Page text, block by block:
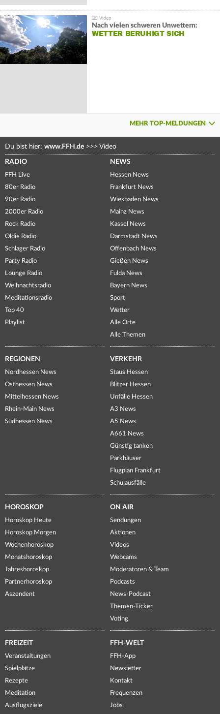
Nach vielen schweren Unwettern:
WETTER BERUHIGT SICH
MEHR TOP-MELDUNGEN
Du bist hier: www.FFH.de >>> Video
RADIO
FFH Live
80er Radio
90er Radio
2000er Radio
Rock Radio
Oldie Radio
Schlager Radio
Party Radio
Lounge Radio
Weihnachtsradio
Meditationsradio
Top 40
Playlist
NEWS
Hessen News
Frankfurt News
Wiesbaden News
Mainz News
Kassel News
Darmstadt News
Offenbach News
Gießen News
Fulda News
Bayern News
Sport
Wetter
Alle Orte
Alle Themen
REGIONEN
Nordhessen News
Osthessen News
Mittelhessen News
Rhein-Main News
Südhessen News
VERKEHR
Staus Hessen
Blitzer Hessen
Unfälle Hessen
A3 News
A5 News
A661 News
Günstig tanken
Parkhäuser
Flugplan Frankfurt
Schulausfälle
HOROSKOP
Horoskop Heute
Horoskop Morgen
Wochenhoroskop
Monatshoroskop
Jahreshoroskop
Partnerhoroskop
Aszendent
ON AIR
Sendungen
Aktionen
Videos
Webcams
Moderatoren & Team
Podcasts
News-Podcast
Themen-Ticker
Voting
FREIZEIT
Veranstaltungen
Spielplätze
Rezepte
Meditation
Ausflugsziele
FFH-WELT
FFH-App
Newsletter
Kontakt
Frequenzen
Jobs